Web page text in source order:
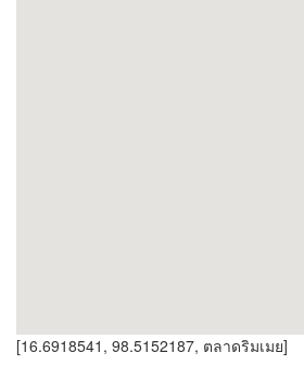
[16.6918541, 98.5152187, ตลาดริมเมย]